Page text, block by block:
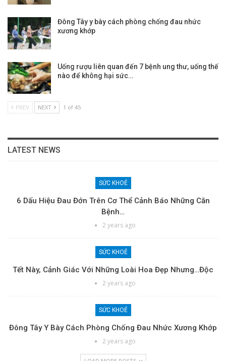
Đông Tây y bày cách phòng chống đau nhức
xương khớp
Uống rượu liên quan đến 7 bệnh ung thư, uống thế
nào để không hại sức…
PREV NEXT 1 of 45
LATEST NEWS
SỨC KHOẺ
6 Dấu Hiệu Đau Đớn Trên Cơ Thể Cảnh Báo Những Căn
Bệnh…
2 years ago
SỨC KHOẺ
Tết Này, Cảnh Giác Với Những Loài Hoa Đẹp Nhưng…độc
2 years ago
SỨC KHOẺ
Đông Tây Y Bày Cách Phòng Chống Đau Nhức Xương Khớp
2 years ago